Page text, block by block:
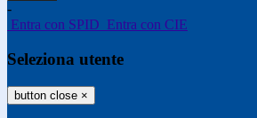
-
Entra con SPID Entra con CIE
Seleziona utente
button close ×